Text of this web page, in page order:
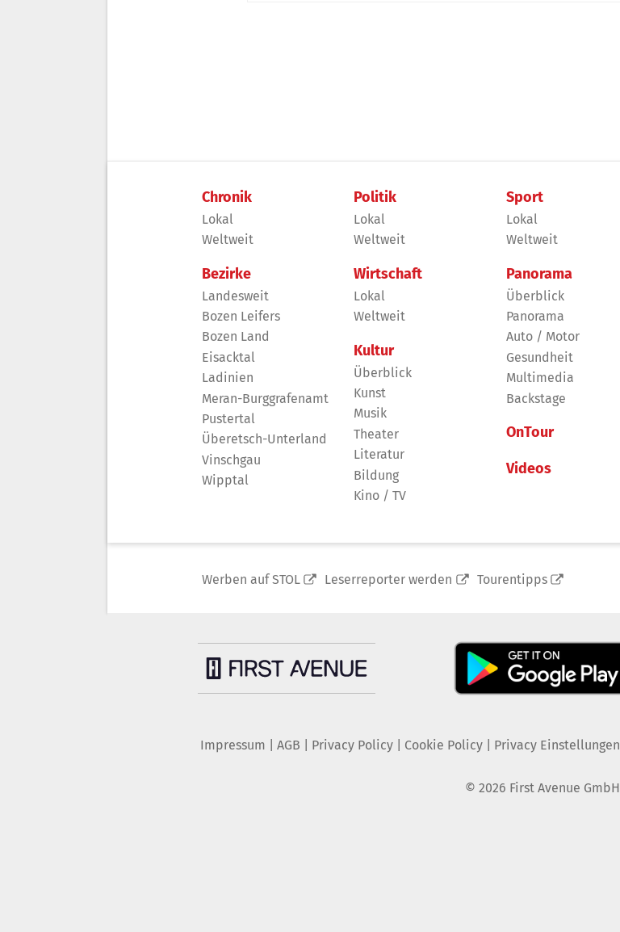
Chronik
Lokal
Weltweit
Bezirke
Landesweit
Bozen Leifers
Bozen Land
Eisacktal
Ladinien
Meran-Burggrafenamt
Pustertal
Überetsch-Unterland
Vinschgau
Wipptal
Politik
Lokal
Weltweit
Wirtschaft
Lokal
Weltweit
Kultur
Überblick
Kunst
Musik
Theater
Literatur
Bildung
Kino / TV
Sport
Lokal
Weltweit
Panorama
Überblick
Panorama
Auto / Motor
Gesundheit
Multimedia
Backstage
OnTour
Videos
Werben auf STOL Leserreporter werden Tourentipps
Impressum AGB Privacy Policy| Cookie Policy| Privacy Einstellungen
© 2026 First Avenue GmbH